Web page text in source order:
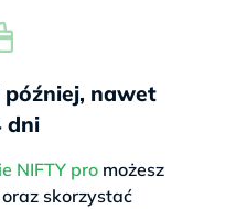
później, nawet
dni
NIFTY promożesz
skorzystać